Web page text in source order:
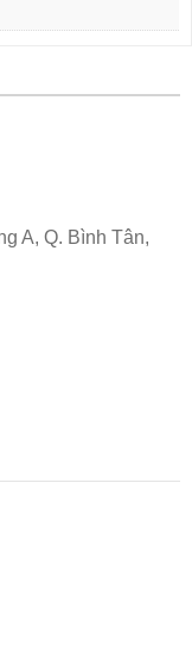
A, Q. Bình Tân,